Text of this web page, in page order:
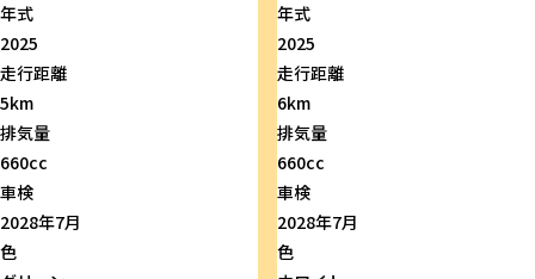
年式
2025
走行距離
5km
排気量
660cc
車検
2028年7月
色
年式
2025
走行距離
6km
排気量
660cc
車検
2028年7月
色